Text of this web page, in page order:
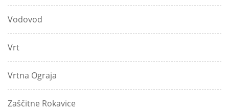
Vodovod
Vrt
Vrtna Ograja
Zaščitne Rokavice